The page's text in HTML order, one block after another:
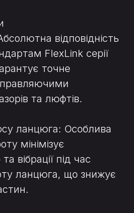
відповідність
FlexLink серії
точне
та люфтів.
ланцюга: Особлива
мінімізує
вібрації під час
ланцюга, що знижує